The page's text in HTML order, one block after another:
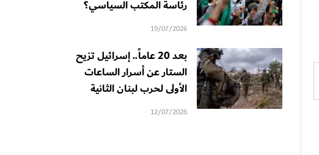
رئاسة المكتب السياسي؟
19/07/2026
بعد 20 عاماً.. إسرائيل تزيح
الستار عن أسرار الساعات
الأولى لحرب لبنان الثانية
12/07/2026